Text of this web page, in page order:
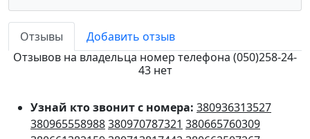
Отзывы
Добавить отзыв
Отзывов на владельца номер телефона (050)258-24-
43 нет
Узнай кто звонит с номера: 380936313527
380965558988380970787321 380665760309